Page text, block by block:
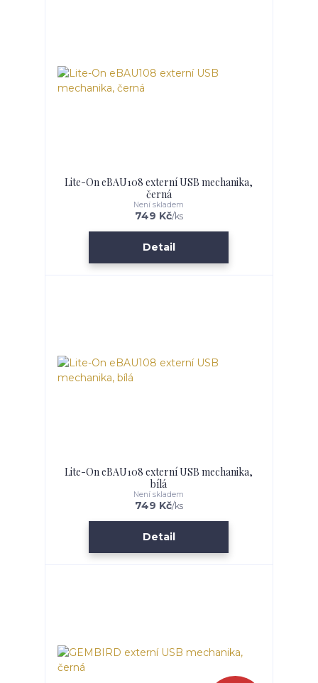
Lite-On eBAU108 externí USB mechanika,
černá
749 Kč/ks
Není skladem
Detail
Lite-On eBAU108 externí USB mechanika,
bílá
749 Kč/ks
Není skladem
Detail